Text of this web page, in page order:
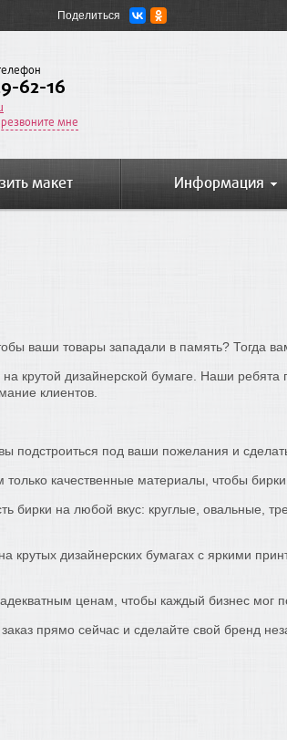
Поделиться
62-16
мне
макет Информация
ваши товары западали в память? Тогда
дизайнерской бумаге. Наши ребята
клиентов.
подстроиться под ваши пожелания и
только качественные материалы, чтобы
бирки на любой вкус: круглые, овальные,
крутых дизайнерских бумагах с яркими
ценам, чтобы каждый бизнес мог
прямо сейчас и сделайте свой бренд